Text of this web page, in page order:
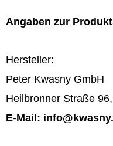
Angaben zur
Hersteller:
Peter Kwasny GmbH
Heilbronner Straße
E-Mail: